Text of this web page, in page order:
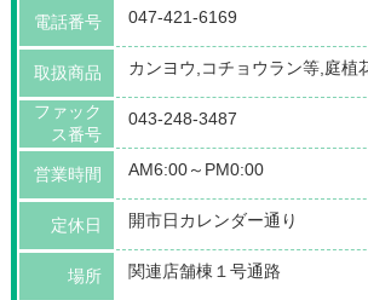
電話番号 047-421-6169
取扱商品 カンヨウ,コチョウラン等,庭植
ファック
ス番号
043-248-3487
営業時間 AM6:00～PM0:00
定休日 開市日カレンダー通り
場所 関連店舗棟１号通路